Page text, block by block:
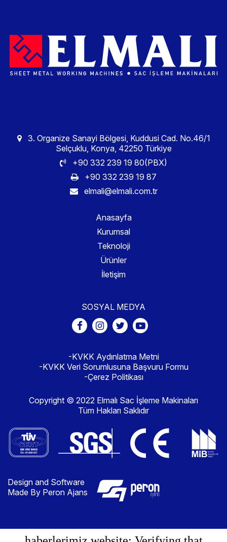
3. Organize Sanayi Bölgesi, Kuddusi Cad. No.46/1
Selçuklu, Konya, 42250 Türkiye
+90 332 239 19 80(PBX)
+90 332 239 19 87
elmali@elmali.com.tr
Anasayfa
Kurumsal
Teknoloji
Ürünler
İletişim
SOSYAL MEDYA
-KVKK Aydınlatma Metni
-KVKK Veri Sorumlusuna Başvuru Formu
-Çerez Politikası
Copyright © 2022 Elmalı Sac İşleme Makinaları
Tüm Hakları Saklıdır
Design and Software
Made By Peron Ajans